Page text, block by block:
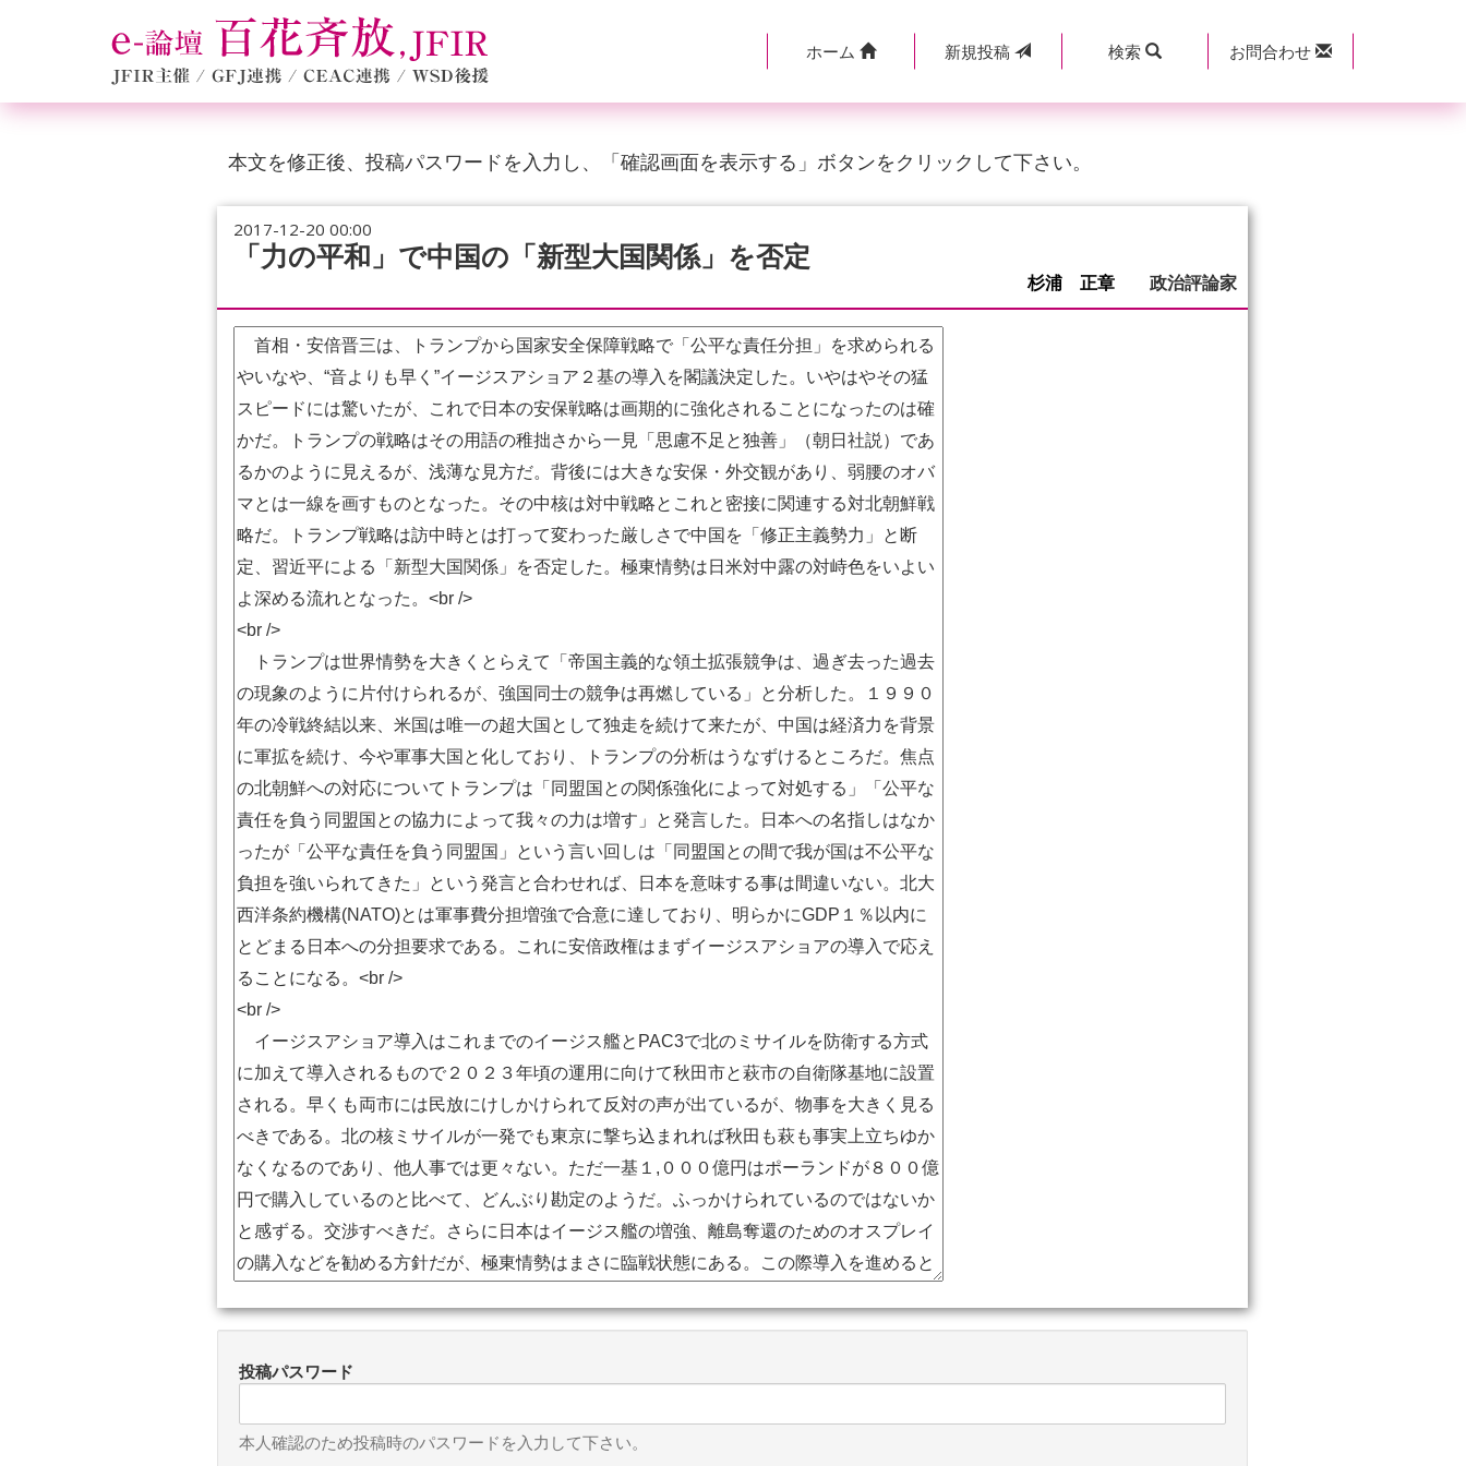
ホーム 新規投稿 検索 お問合わせ
本文を修正後、投稿パスワードを入力し、「確認画面を表示する」ボタンをクリックして下さい。
2017-12-20 00:00
「力の平和」で中国の「新型大国関係」を否定
杉浦 正章 政治評論家
投稿パスワード
本人確認のため投稿時のパスワードを入力して下さい。